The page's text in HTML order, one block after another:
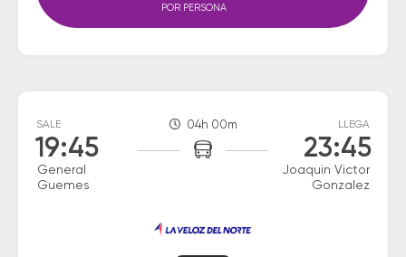
POR PERSONA
SALE
19:45
General
Guemes
04h 00m LLEGA
23:45
Joaquin Victor
Gonzalez